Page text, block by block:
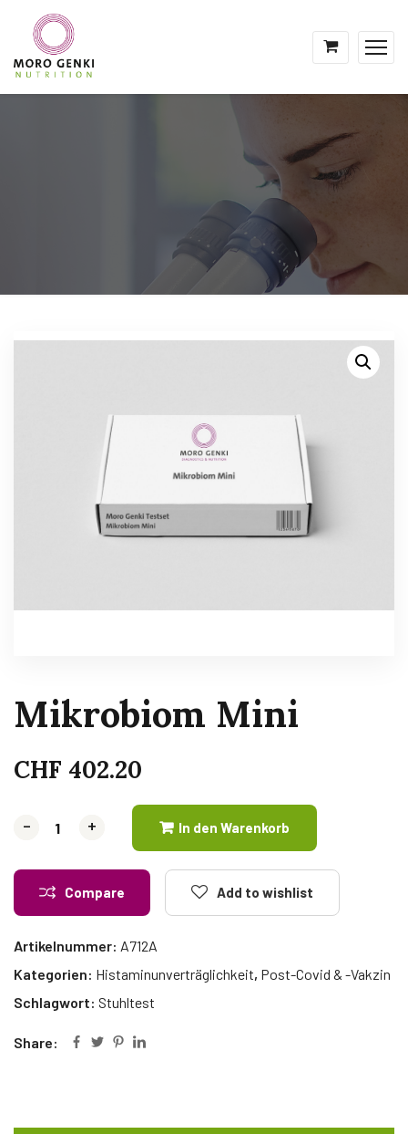
Mikrobiom Mini
CHF 402.20
- +
- + In den Warenkorb
Compare Add to wishlist
Artikelnummer: A712A
Kategorien: Histaminunverträglichkeit, Post-Covid & -Vakzin
Schlagwort: Stuhltest
Share: